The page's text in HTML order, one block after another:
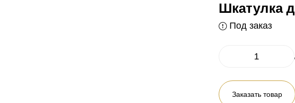
Шкатулка
Под заказ
Заказать товар